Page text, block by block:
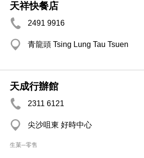
天祥快餐店
2491 9916
青龍頭 Tsing Lung Tau Tsuen
天成行辦館
2311 6121
尖沙咀東 好時中心
生菓─零售